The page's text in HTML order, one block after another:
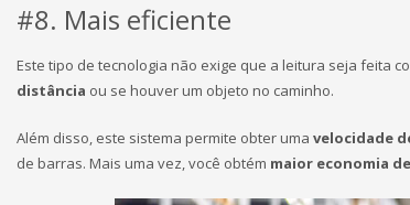
#8. Mais eficiente
Este tipo de tecnologia não exige que a leitura seja feita
distância ou se houver um objeto no caminho.
Além disso, este sistema permite obter uma velocidade
de barras. Mais uma vez, você obtém maior economia